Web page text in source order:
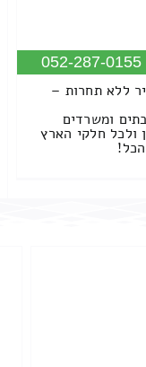
052-287-0155
ללא תחרות –
ומשרדים
ולכל חלקי הארץ